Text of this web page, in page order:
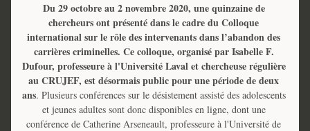
Du 29 octobre au 2 novembre 2020, une quinzaine de
chercheurs ont présenté dans le cadre du Colloque
international sur le rôle des intervenants dans l’abandon des
carrières criminelles. Ce colloque, organisé par Isabelle F.
Dufour, professeure à l'Université Laval et chercheuse régulière
au CRUJEF, est désormais public pour une période de deux
ans. Plusieurs conférences sur le désistement assisté des adolescents
et jeunes adultes sont donc disponibles en ligne, dont une
conférence de Catherine Arseneault, professeure à l'Université de